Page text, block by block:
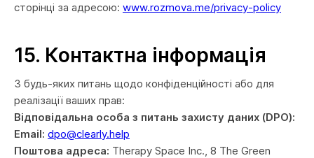
сторінці за адресою: www.rozmova.me/privacy-policy
15. Контактна інформація
З будь-яких питань щодо конфіденційності або для
реалізації ваших прав:
Відповідальна особа з питань захисту даних (DPO):
Email: dpo@clearly.help
Поштова адреса: Therapy Space Inc., 8 The Green